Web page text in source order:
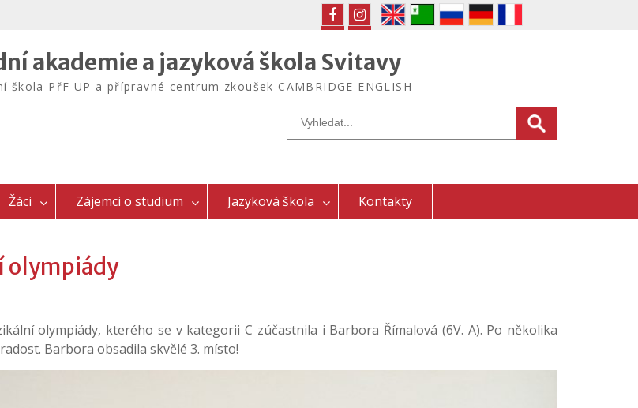
FB
IG
akademie a jazyková škola Svitavy
PřF UP a přípravné centrum zkoušek CAMBRIDGE ENGLISH
for:
Žáci Zájemci o studium Jazyková škola Kontakty
olympiády
olympiády, kterého se v kategorii C zúčastnila i Barbora Římalová (6V. A). Po několika
Barbora obsadila skvělé 3. místo!